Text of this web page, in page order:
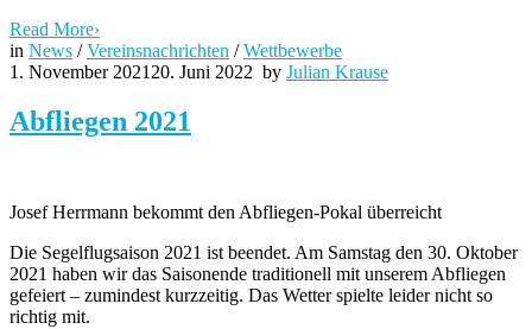
Read More›
in News /Vereinsnachrichten /Wettbewerbe
1. November 2021 20. Juni 2022 by Julian Krause
Abfliegen 2021
Josef Herrmann bekommt den Abfliegen-Pokal überreicht
Die Segelflugsaison 2021 ist beendet. Am Samstag den 30. Oktober
2021 haben wir das Saisonende traditionell mit unserem Abfliegen
gefeiert – zumindest kurzzeitig. Das Wetter spielte leider nicht so
richtig mit.